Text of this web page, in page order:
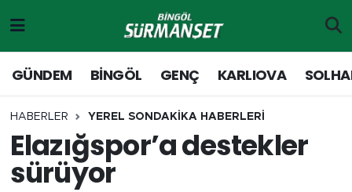
GÜNDEM BİNGÖL GENÇ KARLIOVA
HABERLER YEREL SONDAKİKA HABERLERİ
Elazığspor’a destekler
sürüyor
Genç
Solhan
Karlıova
Merkez Hava Durumu
Merkez Trafik Yoğunluk Haritası
Süper Lig Puan Durumu ve Fikstür